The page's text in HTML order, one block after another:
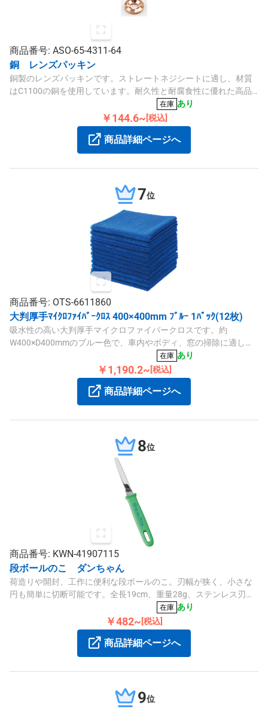
商品番号: ASO-65-4311-64
銅 レンズパッキン
銅製のレンズパッキンです。ストレートネジシートに適し、材質
はC1100の銅を使用しています。耐久性と耐腐食性に優れた高品
在庫 あり
￥144.6~ [税込]
商品詳細ページへ
7位
商品番号: OTS-6611860
大判厚手ﾏｲｸﾛﾌｧｲﾊﾞｰｸﾛｽ 400×400mm ﾌﾞﾙｰ 1ﾊﾟｯｸ(12枚)
吸水性の高い大判厚手マイクロファイバークロスです。約
W400×D400mmのブルー色で、車内やボディ、窓の掃除に適して
います。ポリエステル80％、ナイロン20％。12枚入り。
在庫 あり
￥1,190.2~ [税込]
商品詳細ページへ
8位
商品番号: KWN-41907115
段ボールのこ ダンちゃん
荷造りや開封、工作に便利な段ボールのこ。刃幅が狭く、小さな
円も簡単に切断可能です。全長19cm、重量28g、ステンレス刃物
鋼とポリプロピレン製のハンドルを採用しています。
在庫 あり
￥482~ [税込]
商品詳細ページへ
9位